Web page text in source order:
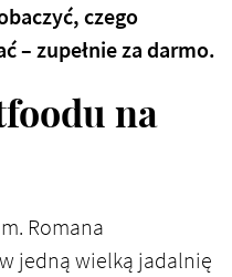
czego
– zupełnie za darmo.
na
Romana
jedną wielką jadalnię